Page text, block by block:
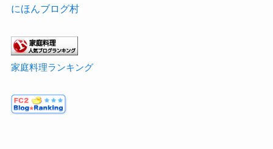
にほんブログ村
家庭料理ランキング